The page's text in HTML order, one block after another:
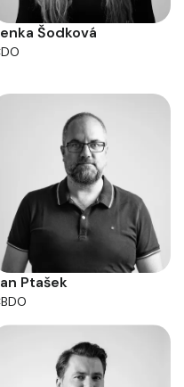
Šodková
Ptašek